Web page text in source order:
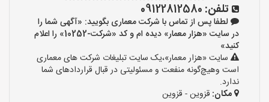
تلفن: 09122812580
لطفا پس از تماس با شرکت معماری بگویید: «آگهی شما را
در سایت «هزار معمار» دیده ام و کد «شرکت-10252» را اعلام
کنید»
سایت «هزار معمار»،یک سایت تبلیغات شرکت های معماری
است وهیچ‌گونه منفعت و مسئولیتی در قبال قراردادهای شما
ندارد.
مکان: قزوین - قزوین